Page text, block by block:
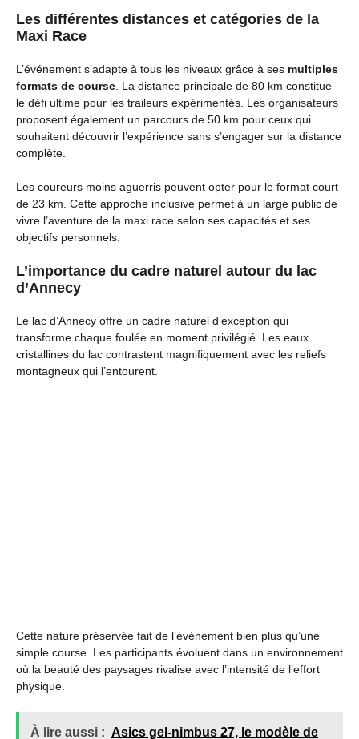
Les différentes distances et catégories de la
Maxi Race
L’événement s’adapte à tous les niveaux grâce à ses multiples
formats de course . La distance principale de 80 km constitue
le défi ultime pour les traileurs expérimentés. Les organisateurs
proposent également un parcours de 50 km pour ceux qui
souhaitent découvrir l’expérience sans s’engager sur la distance
complète.
Les coureurs moins aguerris peuvent opter pour le format court
de 23 km. Cette approche inclusive permet à un large public de
vivre l’aventure de la maxi race selon ses capacités et ses
objectifs personnels.
L’importance du cadre naturel autour du lac
d’Annecy
Le lac d’Annecy offre un cadre naturel d’exception qui
transforme chaque foulée en moment privilégié. Les eaux
cristallines du lac contrastent magnifiquement avec les reliefs
montagneux qui l’entourent.
Cette nature préservée fait de l’événement bien plus qu’une
simple course. Les participants évoluent dans un environnement
où la beauté des paysages rivalise avec l’intensité de l’effort
physique.
À lire aussi : Asics gel-nimbus 27, le modèle de